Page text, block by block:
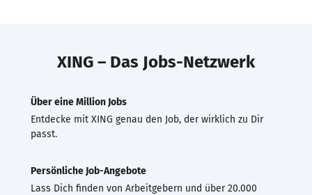
XING – Das Jobs-Netzwerk
Über eine Million Jobs
Entdecke mit XING genau den Job, der wirklich zu Dir
passt.
Persönliche Job-Angebote
Lass Dich finden von Arbeitgebern und über 20.000